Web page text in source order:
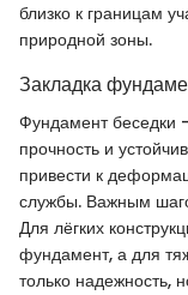
близко к границам
природной зоны.
Закладка
Фундамент беседки
прочность и
привести к
службы. Важным
Для лёгких
фундамент, а для
только надежность,